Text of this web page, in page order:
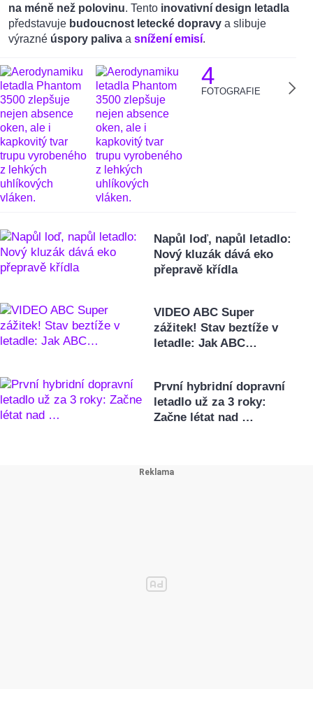
na méně než polovinu. Tento inovativní design letadla
představuje budoucnost letecké dopravy a slibuje
výrazné úspory paliva a snížení emisí.
4
FOTOGRAFIE
Napůl loď, napůl letadlo:
Nový kluzák dává eko
přepravě křídla
VIDEO ABC Super
zážitek! Stav beztíže v
letadle: Jak ABC…
První hybridní dopravní
letadlo už za 3 roky:
Začne létat nad …